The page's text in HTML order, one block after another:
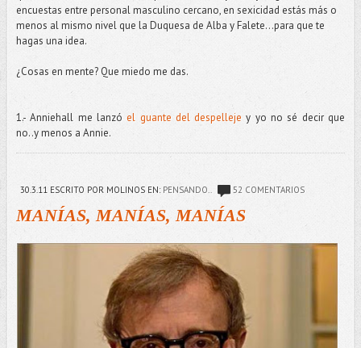
encuestas entre personal masculino cercano, en sexicidad estás más o
menos al mismo nivel que la Duquesa de Alba y Falete…para que te
hagas una idea.
¿Cosas en mente? Que miedo me das.
1.- Anniehall me lanzóel guante del despelleje y yo no sé decir que
no..y menos a Annie.
30.3.11ESCRITO POR MOLINOS EN: PENSANDO.. 52 COMENTARIOS
MANÍAS, MANÍAS, MANÍAS